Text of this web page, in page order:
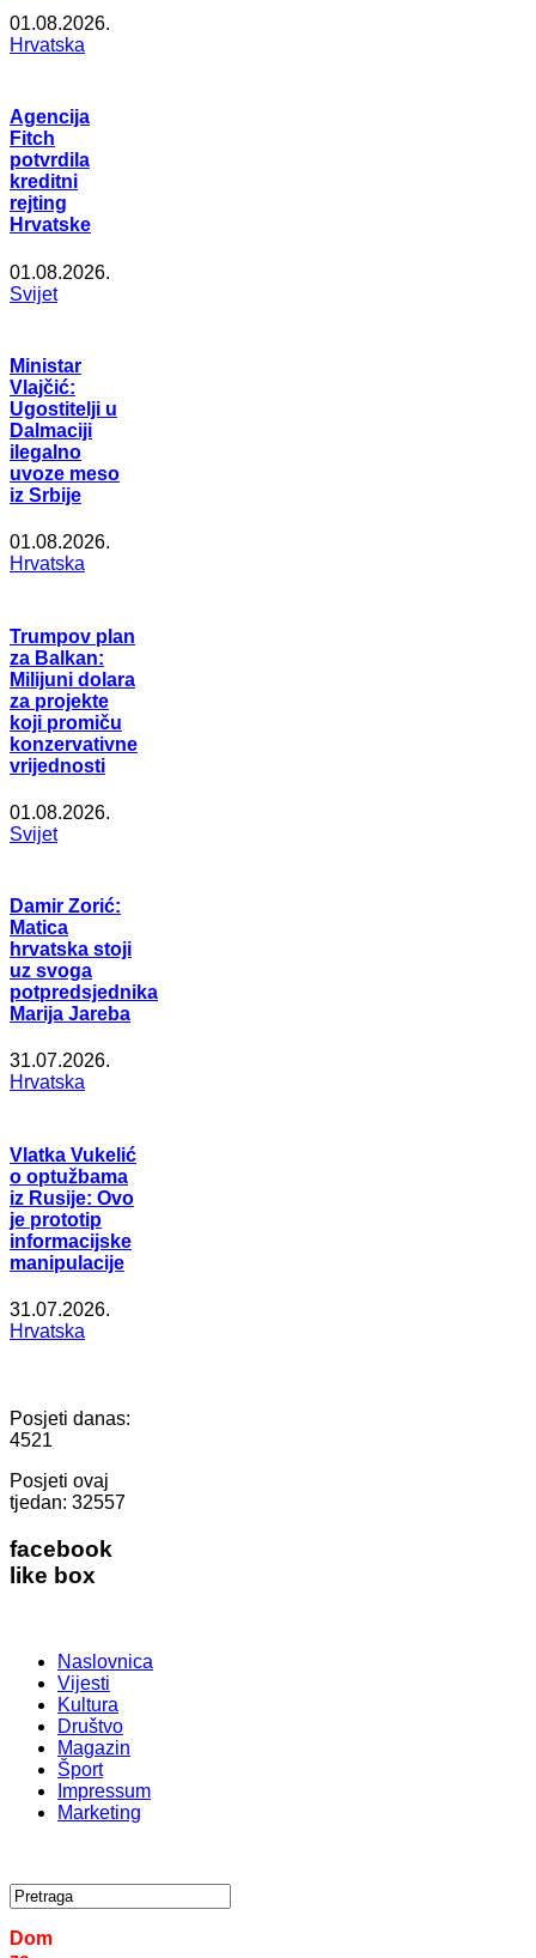
01.08.2026.
Hrvatska
Agencija
Fitch
potvrdila
kreditni
rejting
Hrvatske
01.08.2026.
Svijet
Ministar
Vlajčić:
Ugostitelji u
Dalmaciji
ilegalno
uvoze meso
iz Srbije
01.08.2026.
Hrvatska
Trumpov plan
za Balkan:
Milijuni dolara
za projekte
koji promiču
konzervativne
vrijednosti
01.08.2026.
Svijet
Damir Zorić:
Matica
hrvatska stoji
uz svoga
potpredsjednika
Marija Jareba
31.07.2026.
Hrvatska
Vlatka Vukelić
o optužbama
iz Rusije: Ovo
je prototip
informacijske
manipulacije
31.07.2026.
Hrvatska
Posjeti danas:
4521
Posjeti ovaj
tjedan: 32557
facebook
like box
Naslovnica
Vijesti
Kultura
Društvo
Magazin
Šport
Impressum
Marketing
Dom